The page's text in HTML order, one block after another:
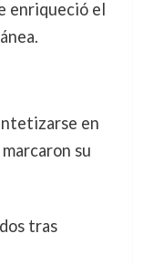
enriqueció el
en
su
tras